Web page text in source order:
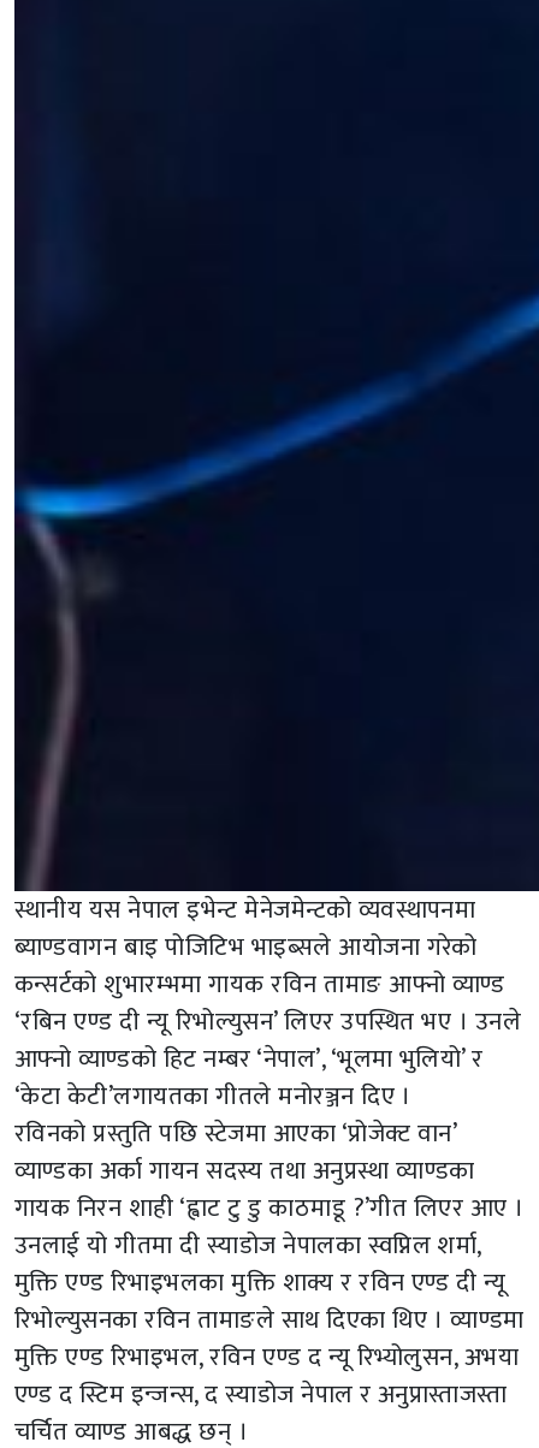
स्थानीय यस नेपाल इभेन्ट मेनेजमेन्टको व्यवस्थापनमा
ब्याण्डवागन बाइ पोजिटिभ भाइब्सले आयोजना गरेको
कन्सर्टको शुभारम्भमा गायक रविन तामाङ आफ्नो व्याण्ड
‘रबिन एण्ड दी न्यू रिभोल्युसन’ लिएर उपस्थित भए । उनले
आफ्नो व्याण्डको हिट नम्बर ‘नेपाल’, ‘भूलमा भुलियो’ र
‘केटा केटी’लगायतका गीतले मनोरञ्जन दिए ।
रविनको प्रस्तुति पछि स्टेजमा आएका ‘प्रोजेक्ट वान’
व्याण्डका अर्का गायन सदस्य तथा अनुप्रस्था व्याण्डका
गायक निरन शाही ‘ह्वाट टु डु काठमाडू ?’गीत लिएर आए ।
उनलाई यो गीतमा दी स्याडोज नेपालका स्वप्निल शर्मा,
मुक्ति एण्ड रिभाइभलका मुक्ति शाक्य र रविन एण्ड दी न्यू
रिभोल्युसनका रविन तामाङले साथ दिएका थिए । व्याण्डमा
मुक्ति एण्ड रिभाइभल, रविन एण्ड द न्यू रिभ्योलुसन, अभया
एण्ड द स्टिम इन्जन्स, द स्याडोज नेपाल र अनुप्रास्ताजस्ता
चर्चित व्याण्ड आबद्ध छन् ।